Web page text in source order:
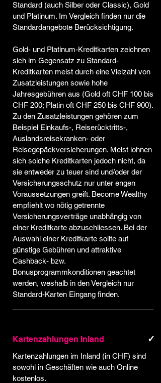
Standard (auch Silber oder Classic), Gold
und Platinum. Im Vergleich finden nur die
Standardangebote Berücksichtigung.​
Gold- und Platinum-Kreditkarten zeichnen
sich im Gegensatz zu Standard-
Kreditkarten meist durch eine Vielzahl von
Zusatzleistungen sowie hohe
Jahresgebühren aus (Gold oft CHF 100 bis
CHF 200; Platin oft CHF 250 bis CHF 900).
Zu den Zusatzleistungen gehören zum
Beispiel Einkaufs-, Reiserücktritts-,
Auslandsreisekranken- oder
Reisegepäckversicherungen. Meist lohnen
sich solche Kreditkarten jedoch nicht, da
sie entweder zu teuer sind und/oder der
Versicherungsschutz nur unter engen
Voraussetzungen greift. Become Wealthy
empfiehlt wo nötig getrennte
Versicherungsverträge unabhängig von
einer Kreditkarte abzuschliessen. Bei der
Auswahl einer Kreditkarte sollte auf
günstige Gebühren und attraktive
Cashback- bzw.
Bonusprogrammkonditionen geachtet
werden, weshalb in den Vergleich nur
Standard-Karten Eingang finden.
Kartenzahlungen Inland ✓
Kartenzahlungen im Inland (in CHF) sind
sowohl in Geschäften wie auch Online
kostenlos.